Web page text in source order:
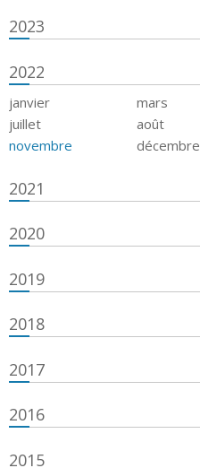
2023
2022
janvier mars
juillet
août
novembre
décembre
2021
2020
2019
2018
2017
2016
2015